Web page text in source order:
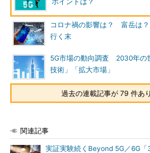
コロナ禍の影響は？ 富岳は
行く末
5G市場の動向調査 2030年の
技術」「拡大市場」
過去の連載記事が 79 件あ
関連記事
実証実験続くBeyond 5G／6G